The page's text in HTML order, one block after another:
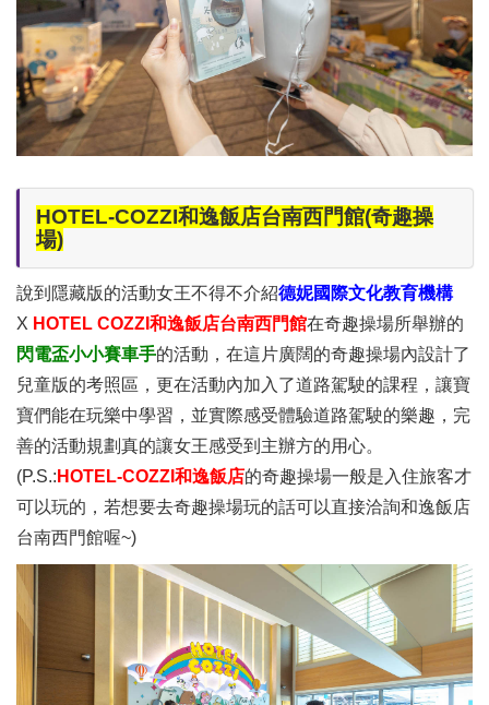
HOTEL-COZZI和逸飯店台南西門館(奇趣操
場)
說到隱藏版的活動女王不得不介紹德妮國際文化教育機構
X HOTEL COZZI和逸飯店台南西門館在奇趣操場所舉辦的
閃電盃小小賽車手的活動，在這片廣闊的奇趣操場內設計了
兒童版的考照區，更在活動內加入了道路駕駛的課程，讓寶
寶們能在玩樂中學習，並實際感受體驗道路駕駛的樂趣，完
善的活動規劃真的讓女王感受到主辦方的用心。
(P.S.: HOTEL-COZZI和逸飯店的奇趣操場一般是入住旅客才
可以玩的，若想要去奇趣操場玩的話可以直接洽詢和逸飯店
台南西門館喔~)